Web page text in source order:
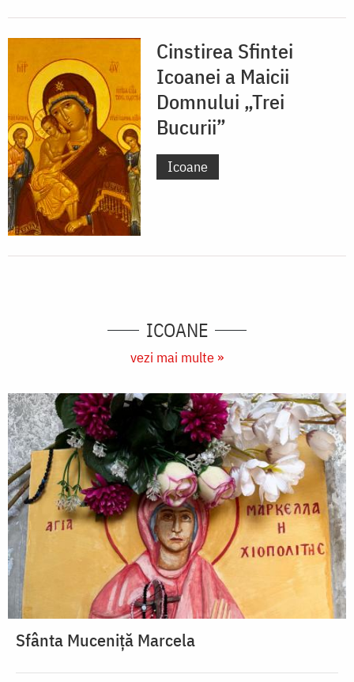
Cinstirea Sfintei
Icoanei a Maicii
Domnului „Trei
Bucurii”
Icoane
ICOANE
vezi mai multe »
Sfânta Muceniță Marcela